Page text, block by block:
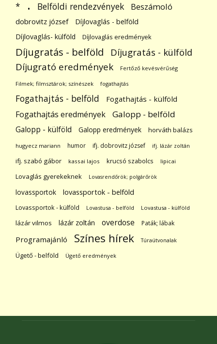
* . Belföldi rendezvények Beszámoló
dobrovitz józsef
Díjlovaglás - belföld
Díjlovaglás- külföld
Díjlovaglás eredmények
Díjugratás - belföld Díjugratás - külföld
Díjugrató eredmények Fertőző kevésvérűség
Filmek; filmsztárok; színészek fogathajtás
Fogathajtás - belföld Fogathajtás - külföld
Fogathajtás eredmények Galopp - belföld
Galopp - külföld Galopp eredmények horváth balázs
hugyecz mariann humor ifj. dobrovitz józsef ifj. lázár zoltán
ifj. szabó gábor kassai lajos krucsó szabolcs lipicai
Lovaglás gyerekeknek Lovasrendőrök; polgárőrök
lovassportok lovassportok - belföld
Lovassportok - külföld Lovastusa - belföld Lovastusa - külföld
lázár vilmos lázár zoltán overdose Paták; lábak
Programajánló Színes hírek Túraútvonalak
Ügető - belföld Ügető eredmények